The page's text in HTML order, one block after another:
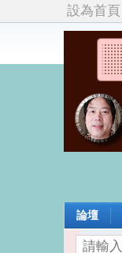
設為首頁
論壇